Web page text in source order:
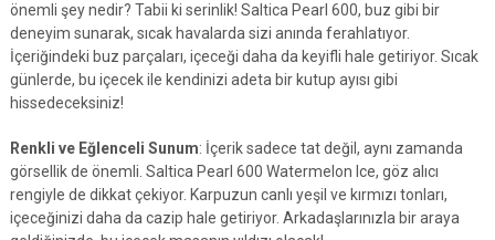
önemli şey nedir? Tabii ki serinlik! Saltica Pearl 600, buz gibi bir
deneyim sunarak, sıcak havalarda sizi anında ferahlatıyor.
İçeriğindeki buz parçaları, içeceği daha da keyifli hale getiriyor. Sıcak
günlerde, bu içecek ile kendinizi adeta bir kutup ayısı gibi
hissedeceksiniz!
Renkli ve Eğlenceli Sunum: İçerik sadece tat değil, aynı zamanda
görsellik de önemli. Saltica Pearl 600 Watermelon Ice, göz alıcı
rengiyle de dikkat çekiyor. Karpuzun canlı yeşil ve kırmızı tonları,
içeceğinizi daha da cazip hale getiriyor. Arkadaşlarınızla bir araya